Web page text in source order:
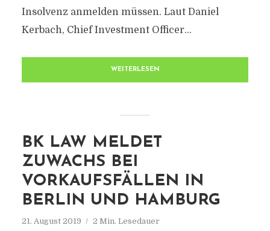
Insolvenz anmelden müssen. Laut Daniel
Kerbach, Chief Investment Officer...
WEITERLESEN
BK LAW MELDET
ZUWACHS BEI
VORKAUFSFÄLLEN IN
BERLIN UND HAMBURG
21. August 2019 2 Min. Lesedauer